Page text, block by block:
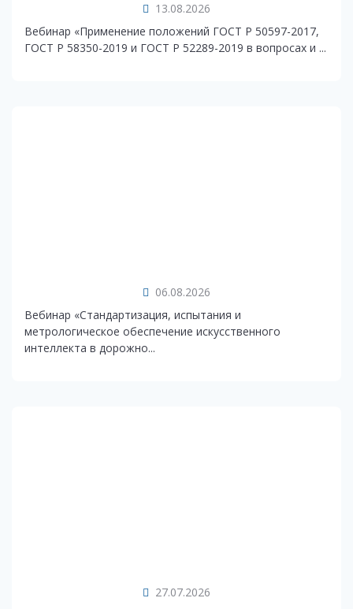
13.08.2026
Вебинар «Применение положений ГОСТ Р 50597-2017,
ГОСТ Р 58350-2019 и ГОСТ Р 52289-2019 в вопросах и ...
06.08.2026
Вебинар «Стандартизация, испытания и
метрологическое обеспечение искусственного
интеллекта в дорожно...
27.07.2026